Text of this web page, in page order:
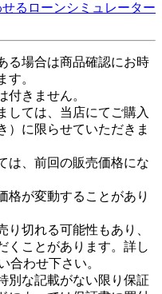
る ローンシミュレーター
る場合は商品確認にお時
す。
付きません。
しては、当店にてご購入
）に限らせていただきま
は、前回の販売価格にな
格が変動することがあり
り切れる可能性もあり、
くことがあります。詳し
合わせ下さい。
別な記載がない限り保証